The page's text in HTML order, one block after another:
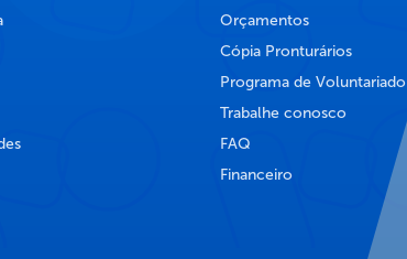
Orçamentos
Cópia Pronturários
Programa de Voluntariado
Trabalhe conosco
FAQ
Financeiro